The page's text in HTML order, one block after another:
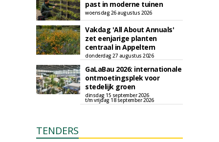
past in moderne tuinen
woensdag 26 augustus 2026
Vakdag 'All About Annuals'
zet eenjarige planten
centraal in Appeltern
donderdag 27 augustus 2026
GaLaBau 2026: internationale
ontmoetingsplek voor
stedelijk groen
dinsdag 15 september 2026
t/m vrijdag 18 september 2026
TENDERS